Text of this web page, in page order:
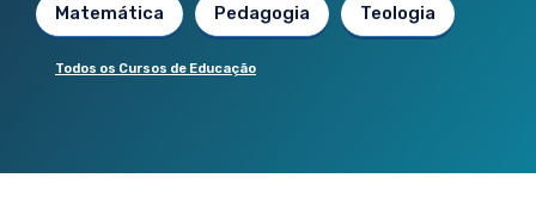
Matemática Pedagogia Teologia
Todos os Cursos de Educação